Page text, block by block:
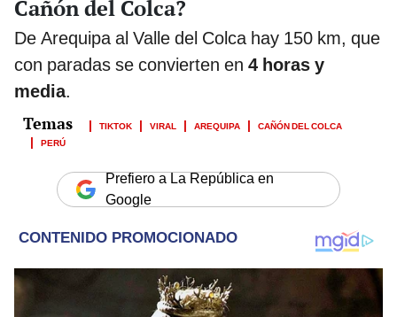
Cañón del Colca?
De Arequipa al Valle del Colca hay 150 km, que
con paradas se convierten en 4 horas y
media.
TIKTOK VIRAL AREQUIPA
CAÑÓN DEL COLCA
PERÚ
Prefiero a La República en
Google